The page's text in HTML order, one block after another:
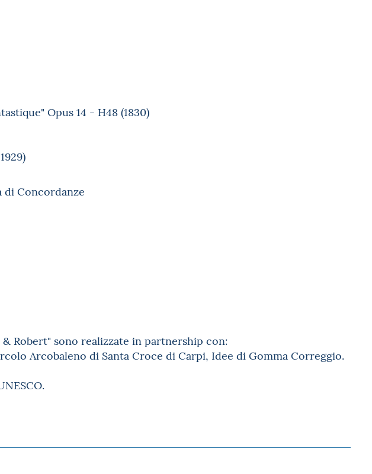
Opus 14 - H48 (1830)
di Concordanze
Robert" sono realizzate in partnership con:
Arcobaleno di Santa Croce di Carpi, Idee di Gomma Correggio.